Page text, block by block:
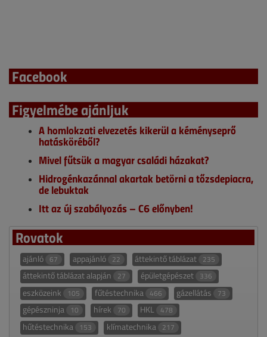
Facebook
Figyelmébe ajánljuk
A homlokzati elvezetés kikerül a kéményseprő
hatásköréből?
Mivel fűtsük a magyar családi házakat?
Hidrogénkazánnal akartak betörni a tőzsdepiacra,
de lebuktak
Itt az új szabályozás – C6 előnyben!
Rovatok
ajánló 67 appajánló 22 áttekintő táblázat 235
áttekintő táblázat alapján 27 épületgépészet 336
eszközeink 105 fűtéstechnika 466 gázellátás 73
gépészninja 10 hírek 70 HKL 478
hűtéstechnika 153 klímatechnika 217